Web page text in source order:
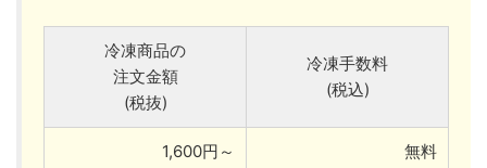
冷凍商品の
注文金額
(税抜)
冷凍手数料
(税込)
1,600円～ 無料